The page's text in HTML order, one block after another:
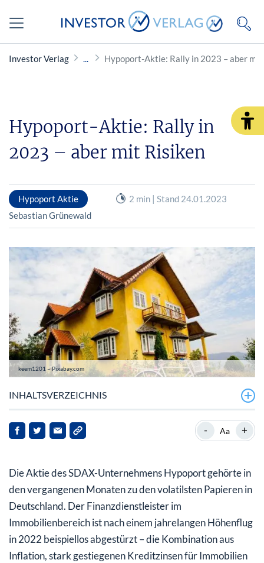
Investor Verlag Hypoport-Aktie: Rally in 2023 – aber mit
Hypoport-Aktie: Rally in
2023 – aber mit Risiken
Hypoport Aktie
2 min | Stand 24.01.2023
Sebastian Grünewald
keem1201 – Pixabay.com
INHALTSVERZEICHNIS
Hypoport-Aktie mit Achterbahnfahrt in den letzten
Quartalen
Halbjahr
Hypoport-Aktie bietet Anlegern Chancen – aber mit
spekulativem Charakter
- Aa +
Die Aktie des SDAX-Unternehmens Hypoport gehörte in
den vergangenen Monaten zu den volatilsten Papieren in
Deutschland. Der Finanzdienstleister im
Immobilienbereich ist nach einem jahrelangen Höhenflug
in 2022 beispiellos abgestürzt – die Kombination aus
Inflation, stark gestiegenen Kreditzinsen für Immobilien